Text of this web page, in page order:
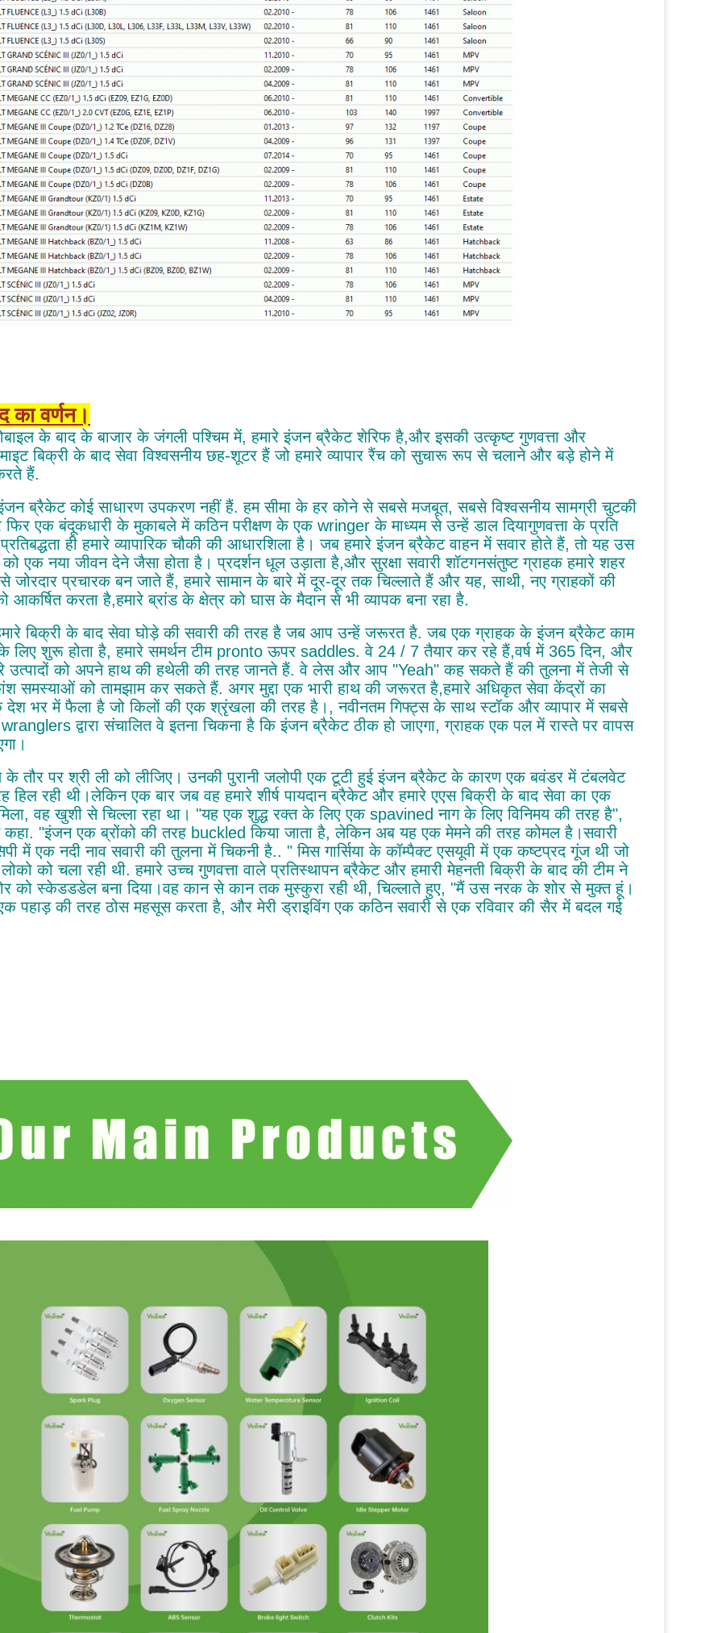
का वर्णन।
के बाद के बाजार के जंगली पश्चिम में, हमारे इंजन ब्रैकेट शेरिफ है,और इसकी उत्कृष्ट गुणवत्ता और
बिक्री के बाद सेवा विश्वसनीय छह-शूटर हैं जो हमारे व्यापार रैंच को सुचारू रूप से चलाने और बड़े होने में
हैं.
ब्रैकेट कोई साधारण उपकरण नहीं हैं. हम सीमा के हर कोने से सबसे मजबूत, सबसे विश्वसनीय सामग्री चुटकी
एक बंदूकधारी के मुकाबले में कठिन परीक्षण के एक wringer के माध्यम से उन्हें डाल दियागुणवत्ता के प्रति
प्रतिबद्धता ही हमारे व्यापारिक चौकी की आधारशिला है। जब हमारे इंजन ब्रैकेट वाहन में सवार होते हैं, तो यह उस
को एक नया जीवन देने जैसा होता है। प्रदर्शन धूल उड़ाता है,और सुरक्षा सवारी शॉटगनसंतुष्ट ग्राहक हमारे शहर
जोरदार प्रचारक बन जाते हैं, हमारे सामान के बारे में दूर-दूर तक चिल्लाते हैं और यह, साथी, नए ग्राहकों की
आकर्षित करता है,हमारे ब्रांड के क्षेत्र को घास के मैदान से भी व्यापक बना रहा है.
बिक्री के बाद सेवा घोड़े की सवारी की तरह है जब आप उन्हें जरूरत है. जब एक ग्राहक के इंजन ब्रैकेट काम
लिए शुरू होता है, हमारे समर्थन टीम pronto ऊपर saddles. वे 24 / 7 तैयार कर रहे हैं,वर्ष में 365 दिन, और
उत्पादों को अपने हाथ की हथेली की तरह जानते हैं. वे लेस और आप "Yeah" कह सकते हैं की तुलना में तेजी से
समस्याओं को तामझाम कर सकते हैं. अगर मुद्दा एक भारी हाथ की जरूरत है,हमारे अधिकृत सेवा केंद्रों का
देश भर में फैला है जो किलों की एक श्रृंखला की तरह है।, नवीनतम गिफ्ट्स के साथ स्टॉक और व्यापार में सबसे
द्वारा संचालित वे इतना चिकना है कि इंजन ब्रैकेट ठीक हो जाएगा, ग्राहक एक पल में रास्ते पर वापस
के तौर पर श्री ली को लीजिए। उनकी पुरानी जलोपी एक टूटी हुई इंजन ब्रैकेट के कारण एक बवंडर में टंबलवेट
हिल रही थी।लेकिन एक बार जब वह हमारे शीर्ष पायदान ब्रैकेट और हमारे एएस बिक्री के बाद सेवा का एक
वह खुशी से चिल्ला रहा था। "यह एक शुद्ध रक्त के लिए एक spavined नाग के लिए विनिमय की तरह है",
कहा. "इंजन एक ब्रोंको की तरह buckled किया जाता है, लेकिन अब यह एक मेमने की तरह कोमल है।सवारी
में एक नदी नाव सवारी की तुलना में चिकनी है.. " मिस गार्सिया के कॉम्पैक्ट एसयूवी में एक कष्टप्रद गूंज थी जो
को चला रही थी. हमारे उच्च गुणवत्ता वाले प्रतिस्थापन ब्रैकेट और हमारी मेहनती बिक्री के बाद की टीम ने
को स्केडडडेल बना दिया।वह कान से कान तक मुस्कुरा रही थी, चिल्लाते हुए, "मैं उस नरक के शोर से मुक्त हूं।
पहाड़ की तरह ठोस महसूस करता है, और मेरी ड्राइविंग एक कठिन सवारी से एक रविवार की सैर में बदल गई